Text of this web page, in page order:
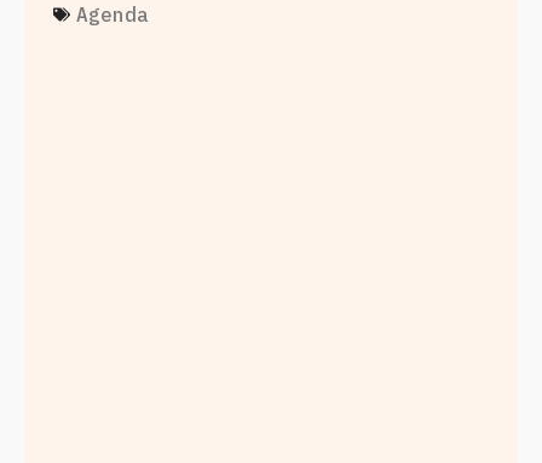
Agenda